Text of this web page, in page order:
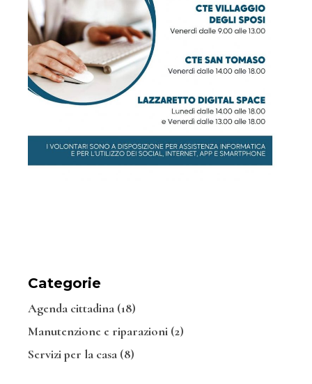
Categorie
Agenda cittadina (18)
Manutenzione e riparazioni (2)
Servizi per la casa (8)